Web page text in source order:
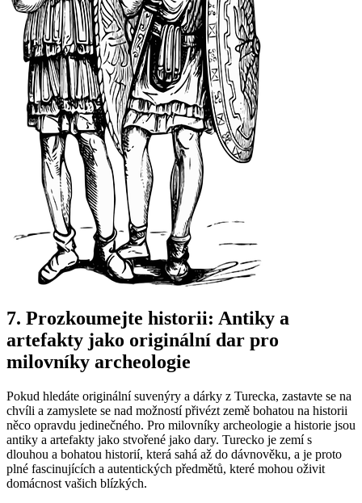
7. Prozkoumejte ‍historii: Antiky a
artefakty jako originální dar‍ pro
milovníky archeologie
Pokud hledáte originální suvenýry a dárky z Turecka, zastavte se na
chvíli a‌ zamyslete se nad možností přivézt země bohatou na historii
něco opravdu jedinečného. Pro milovníky archeologie a historie jsou
antiky a artefakty jako stvořené jako dary. ⁣Turecko je⁢ zemí s
‍dlouhou a bohatou historií, která sahá až ⁤do ⁢dávnověku, a je proto
plné fascinujících a autentických předmětů, ⁢které‌ mohou oživit
domácnost vašich blízkých.